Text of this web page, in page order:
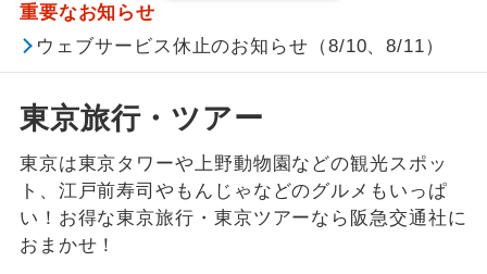
重要なお知らせ
ウェブサービス休止のお知らせ（8/10、8/11）
東京旅行・ツアー
東京は東京タワーや上野動物園などの観光スポッ
ト、江戸前寿司やもんじゃなどのグルメもいっぱ
い！お得な東京旅行・東京ツアーなら阪急交通社に
おまかせ！
東北
東海
関西
関東すべて
家族旅行
ハネムーン
長期滞在
年月
この月をすべて選択
年 月
ホテルランクで絞り込む
すべて Sランク Aランク Bランク Cランク
絞り込む
クリスタルハート
1名催行